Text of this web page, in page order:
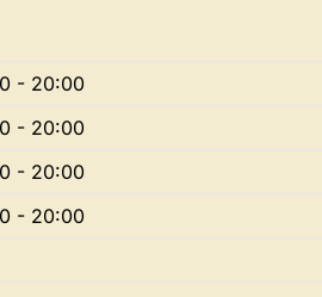
- 20:00
- 20:00
- 20:00
- 20:00
Novedad: Tu Panel
Directorio de Arte